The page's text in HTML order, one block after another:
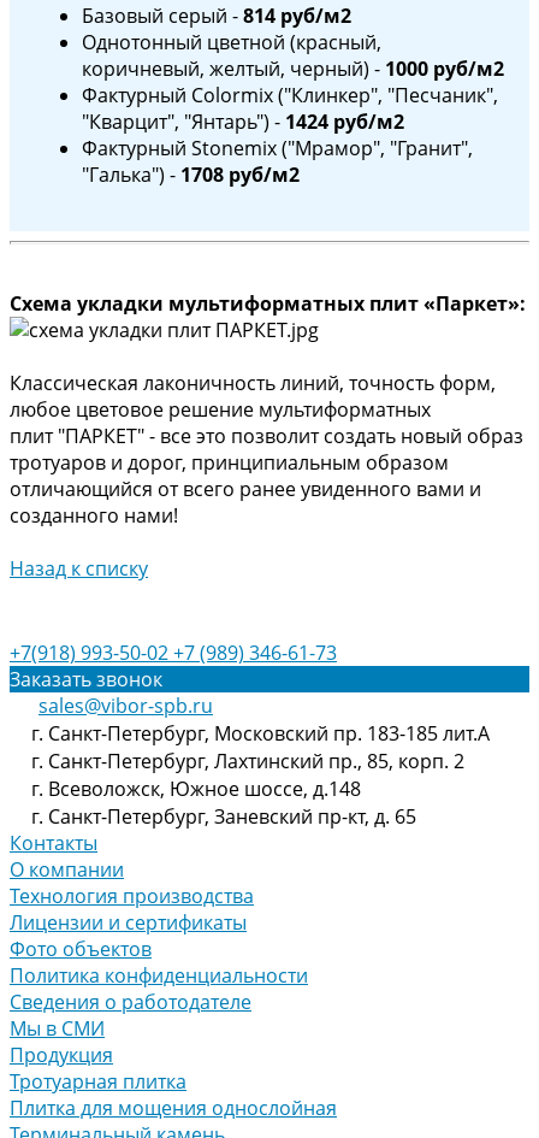
Базовый серый -814 руб/м2
Однотонный цветной (красный,
коричневый, желтый, черный) - 1000 руб/м2
Фактурный Colormix ("Клинкер", "Песчаник",
"Кварцит", "Янтарь") - 1424 руб/м2
Фактурный Stonemix ("Мрамор", "Гранит",
"Галька") - 1708 руб/м2
Схема укладки мультиформатных плит «Паркет»:
Классическая лаконичность линий, точность форм,
любое цветовое решение мультиформатных
плит "ПАРКЕТ" - все это позволит создать новый образ
тротуаров и дорог, принципиальным образом
отличающийся от всего ранее увиденного вами и
созданного нами!
Назад к списку
+7(918) 993-50-02+7 (989) 346-61-73
Заказать звонок
sales@vibor-spb.ru
г. Санкт-Петербург, Московский пр. 183-185 лит.А
г. Санкт-Петербург, Лахтинский пр., 85, корп. 2
г. Всеволожск, Южное шоссе, д.148
г. Санкт-Петербург, Заневский пр-кт, д. 65
Контакты
О компании
Технология производства
Лицензии и сертификаты
Фото объектов
Политика конфиденциальности
Сведения о работодателе
Мы в СМИ
Продукция
Тротуарная плитка
Плитка для мощения однослойная